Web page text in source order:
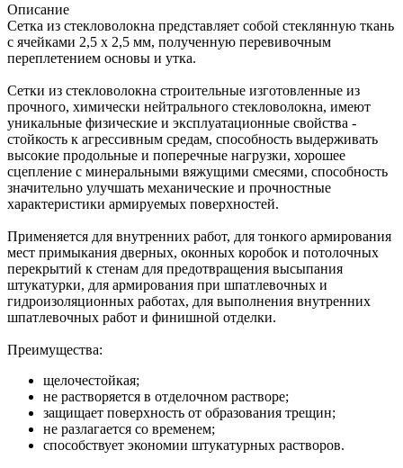
Описание
Сетка из стекловолокна представляет собой стеклянную ткань
с ячейками 2,5 х 2,5 мм, полученную перевивочным
переплетением основы и утка.
Сетки из стекловолокна строительные изготовленные из
прочного, химически нейтрального стекловолокна, имеют
уникальные физические и эксплуатационные свойства -
стойкость к агрессивным средам, способность выдерживать
высокие продольные и поперечные нагрузки, хорошее
сцепление с минеральными вяжущими смесями, способность
значительно улучшать механические и прочностные
характеристики армируемых поверхностей.
Применяется для внутренних работ, для тонкого армирования
мест примыкания дверных, оконных коробок и потолочных
перекрытий к стенам для предотвращения высыпания
штукатурки, для армирования при шпатлевочных и
гидроизоляционных работах, для выполнения внутренних
шпатлевочных работ и финишной отделки.
Преимущества:
щелочестойкая;
не растворяется в отделочном растворе;
защищает поверхность от образования трещин;
не разлагается со временем;
способствует экономии штукатурных растворов.